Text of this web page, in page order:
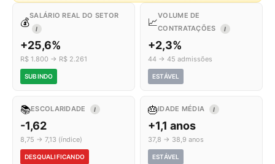
💰
SALÁRIO REAL DO SETOR
I
+25,6%
R$ 1.800 → R$ 2.261
SUBINDO
📈
VOLUME DE
CONTRATAÇÕES
I
+2,3%
44 → 45 admissões
ESTÁVEL
📚ESCOLARIDADE I
-1,62
8,75 → 7,13 (índice)
DESQUALIFICANDO
🎂IDADE MÉDIA I
+1,1 anos
37,8 → 38,9 anos
ESTÁVEL